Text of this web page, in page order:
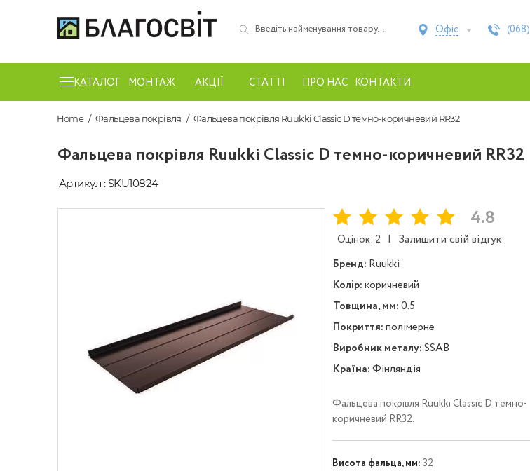
Офіс (068)
КАТАЛОГ МОНТАЖ АКЦІЇ СТАТТІ ПРО НАС КОНТАКТИ
Home Фальцева покрівля Фальцева покрівля Ruukki Classic D темно-коричневий RR32
Фальцева покрівля Ruukki Classic D темно-коричневий RR32
Артикул : SKU10824
4.8
Оцінок: 2 | Залишити свій відгук
Бренд: Ruukki
Колір:коричневий
Товщина, мм:0.5
Покриття:полімерне
Виробник металу:SSAB
Країна:Фінляндія
Фальцева покрівля Ruukki Classic D темно-
коричневий RR32.
Висота фальца, мм: 32